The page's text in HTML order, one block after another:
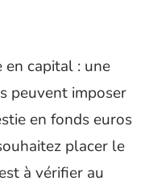
capital : une
peuvent imposer
en fonds euros
placer le
à vérifier au